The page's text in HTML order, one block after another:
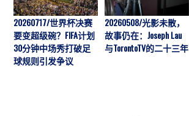
20260717/世界杯决赛
要变超级碗？FIFA计划
30分钟中场秀打破足
球规则引发争议
20260508/光影未散，
故事仍在：Joseph Lau
与TorontoTV的二十三年